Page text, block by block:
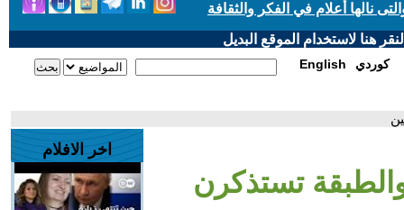
نالها أعلام في الفكر والثقافة
هنا لاستخدام الموقع البديل
English كوردي
تستذكرن
اخر الافلام